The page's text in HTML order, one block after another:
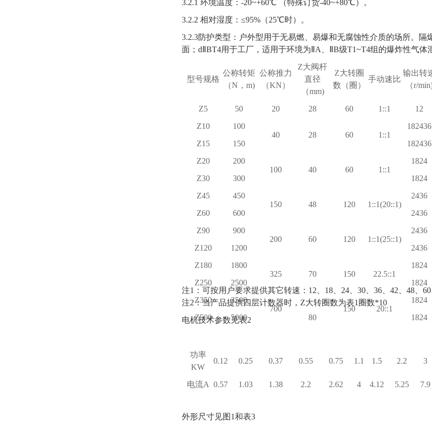
3.2.1 环境温度：-20~+60℃ （特殊订货-40~+80℃）。
3.2.2 相对湿度：≤95%（25℃时）。
3.2.3防护类型：户外型用于无易燃、易爆和无腐蚀性介质的场所。隔
面；dⅡBT4用于工厂，适用于环境为ⅡA、ⅡB级T1~T4组的爆炸性气体
型号规格
公称转矩
（N，m)
公称推力
（KN）
Z大阀杆
直径
（mm)
Z大转圈
数（圈）
手动速比
输出转
（r/
Z5 50 20 28 60 1::1 12
Z10
100
40
28 60 1::1
182436
Z15
150 182436
Z20
200
100
40 60 1::1
1824
Z30
300 1824
Z45
450
150
48 120 1::1(20::1)
2436
Z60
600 2436
Z90
900
200
60 120 1::1(25::1)
2436
Z120
1200 2436
Z180
1800
325
70 150 22.5::1
1824
Z250
2500 1824
Z350
3500
700
150 20::1
1824
Z500
5000 80 1824
注1：可按用户要求提供其它转速：12、18、24、30、36、42、48、
注2：当产品提供四层计数器时， Z大转圈数为表1圈数*10
电机技术参数见表2
功率
KW
0.12 0.25 0.37 0.55 0.75 1.1 1.5 2.2 3
电流A 0.57 1.03 1.38 2.2 2.62 4 4.12 5.25 7.9
外形尺寸见图1和表3